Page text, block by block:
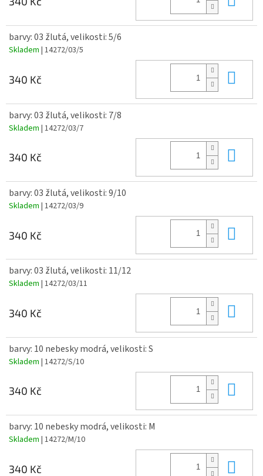
barvy: 03 žlutá, velikosti: 5/6
Skladem | 14272/03/5
340 Kč
barvy: 03 žlutá, velikosti: 7/8
Skladem | 14272/03/7
340 Kč
barvy: 03 žlutá, velikosti: 9/10
Skladem | 14272/03/9
340 Kč
barvy: 03 žlutá, velikosti: 11/12
Skladem | 14272/03/11
340 Kč
barvy: 10 nebesky modrá, velikosti: S
Skladem | 14272/S/10
340 Kč
barvy: 10 nebesky modrá, velikosti: M
Skladem | 14272/M/10
340 Kč